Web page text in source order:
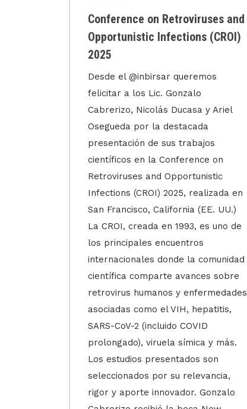
Conference on Retroviruses and
Opportunistic Infections (CROI)
2025
Desde el @inbirsar queremos
felicitar a los Lic. Gonzalo
Cabrerizo, Nicolás Ducasa y Ariel
Osegueda por la destacada
presentación de sus trabajos
científicos en la Conference on
Retroviruses and Opportunistic
Infections (CROI) 2025, realizada en
San Francisco, California (EE. UU.)
La CROI, creada en 1993, es uno de
los principales encuentros
internacionales donde la comunidad
científica comparte avances sobre
retrovirus humanos y enfermedades
asociadas como el VIH, hepatitis,
SARS-CoV-2 (incluido COVID
prolongado), viruela símica y más.
Los estudios presentados son
seleccionados por su relevancia,
rigor y aporte innovador. Gonzalo